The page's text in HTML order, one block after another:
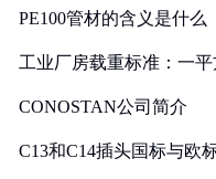
PE100管材的含义是什么
工业厂房载重标准：一
CONOSTAN公司简介
C13和C14插头国标与欧